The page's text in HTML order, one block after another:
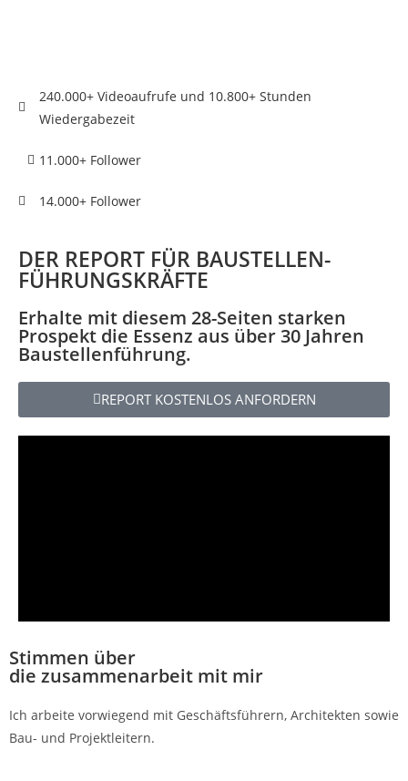
240.000+ Videoaufrufe und 10.800+ Stunden
Wiedergabezeit
11.000+ Follower
14.000+ Follower
DER REPORT FÜR BAUSTELLEN-
FÜHRUNGSKRÄFTE
Erhalte mit diesem 28-Seiten starken
Prospekt die Essenz aus über 30 Jahren
Baustellenführung.
REPORT KOSTENLOS ANFORDERN
Stimmen über
die zusammenarbeit mit mir
Ich arbeite vorwiegend mit Geschäftsführern, Architekten sowie
Bau- und Projektleitern.